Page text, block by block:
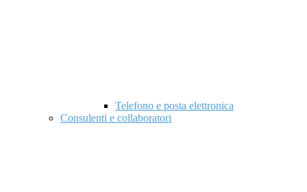
Telefono e posta elettronica
Consulenti e collaboratori